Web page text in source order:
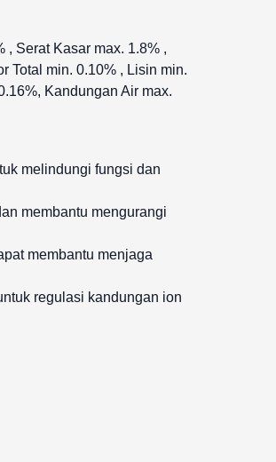
, Serat Kasar max. 1.8% ,
Total min. 0.10% , Lisin min.
Kandungan Air max.
melindungi fungsi dan
membantu mengurangi
membantu menjaga
regulasi kandungan ion